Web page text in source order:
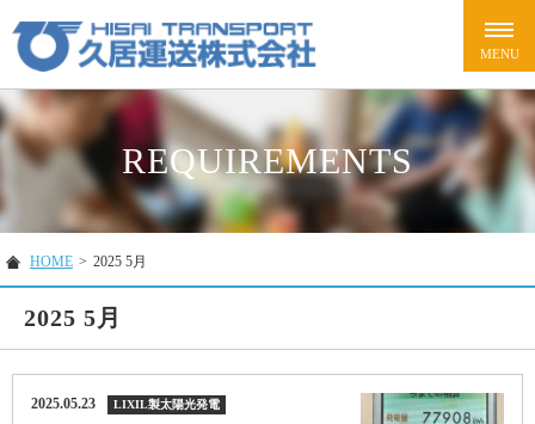
REQUIREMENTS
HOME > 2025 5月
2025 5月
2025.05.23 LIXIL製太陽光発電